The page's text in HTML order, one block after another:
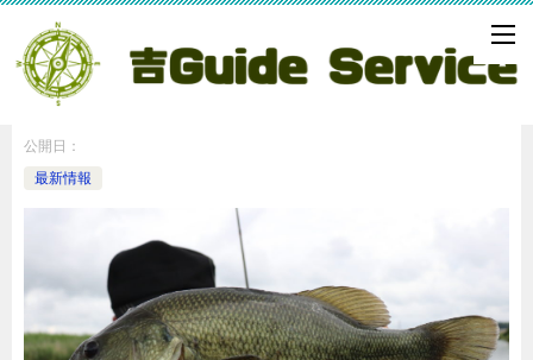
釣果情報 ラージを探しに
公開日：
最新情報